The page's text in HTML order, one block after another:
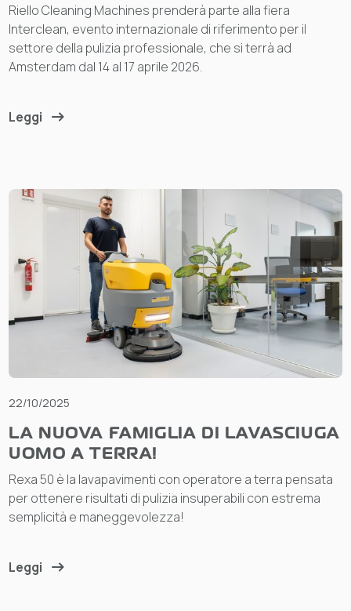
Riello Cleaning Machines prenderà parte alla fiera
Interclean, evento internazionale di riferimento per il
settore della pulizia professionale, che si terrà ad
Amsterdam dal 14 al 17 aprile 2026.
Leggi
22/10/2025
LA NUOVA FAMIGLIA DI LAVASCIUGA
UOMO A TERRA!
Rexa 50 è la lavapavimenti con operatore a terra pensata
per ottenere risultati di pulizia insuperabili con estrema
semplicità e maneggevolezza!
Leggi